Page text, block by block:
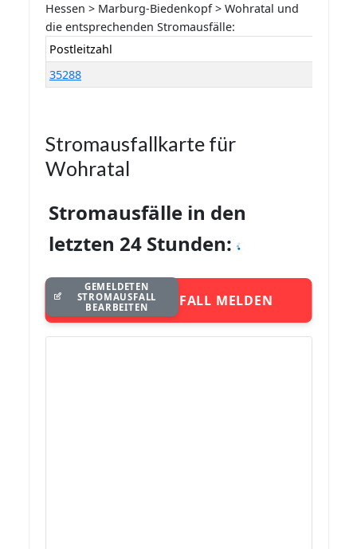
Hessen > Marburg-Biedenkopf > Wohratal und
die entsprechenden Stromausfälle:
Postleitzahl
35288
Stromausfallkarte für
Wohratal
Stromausfälle in den
letzten 24 Stunden:
STROMAUSFALL MELDEN
GEMELDETEN
STROMAUSFALL
BEARBEITEN